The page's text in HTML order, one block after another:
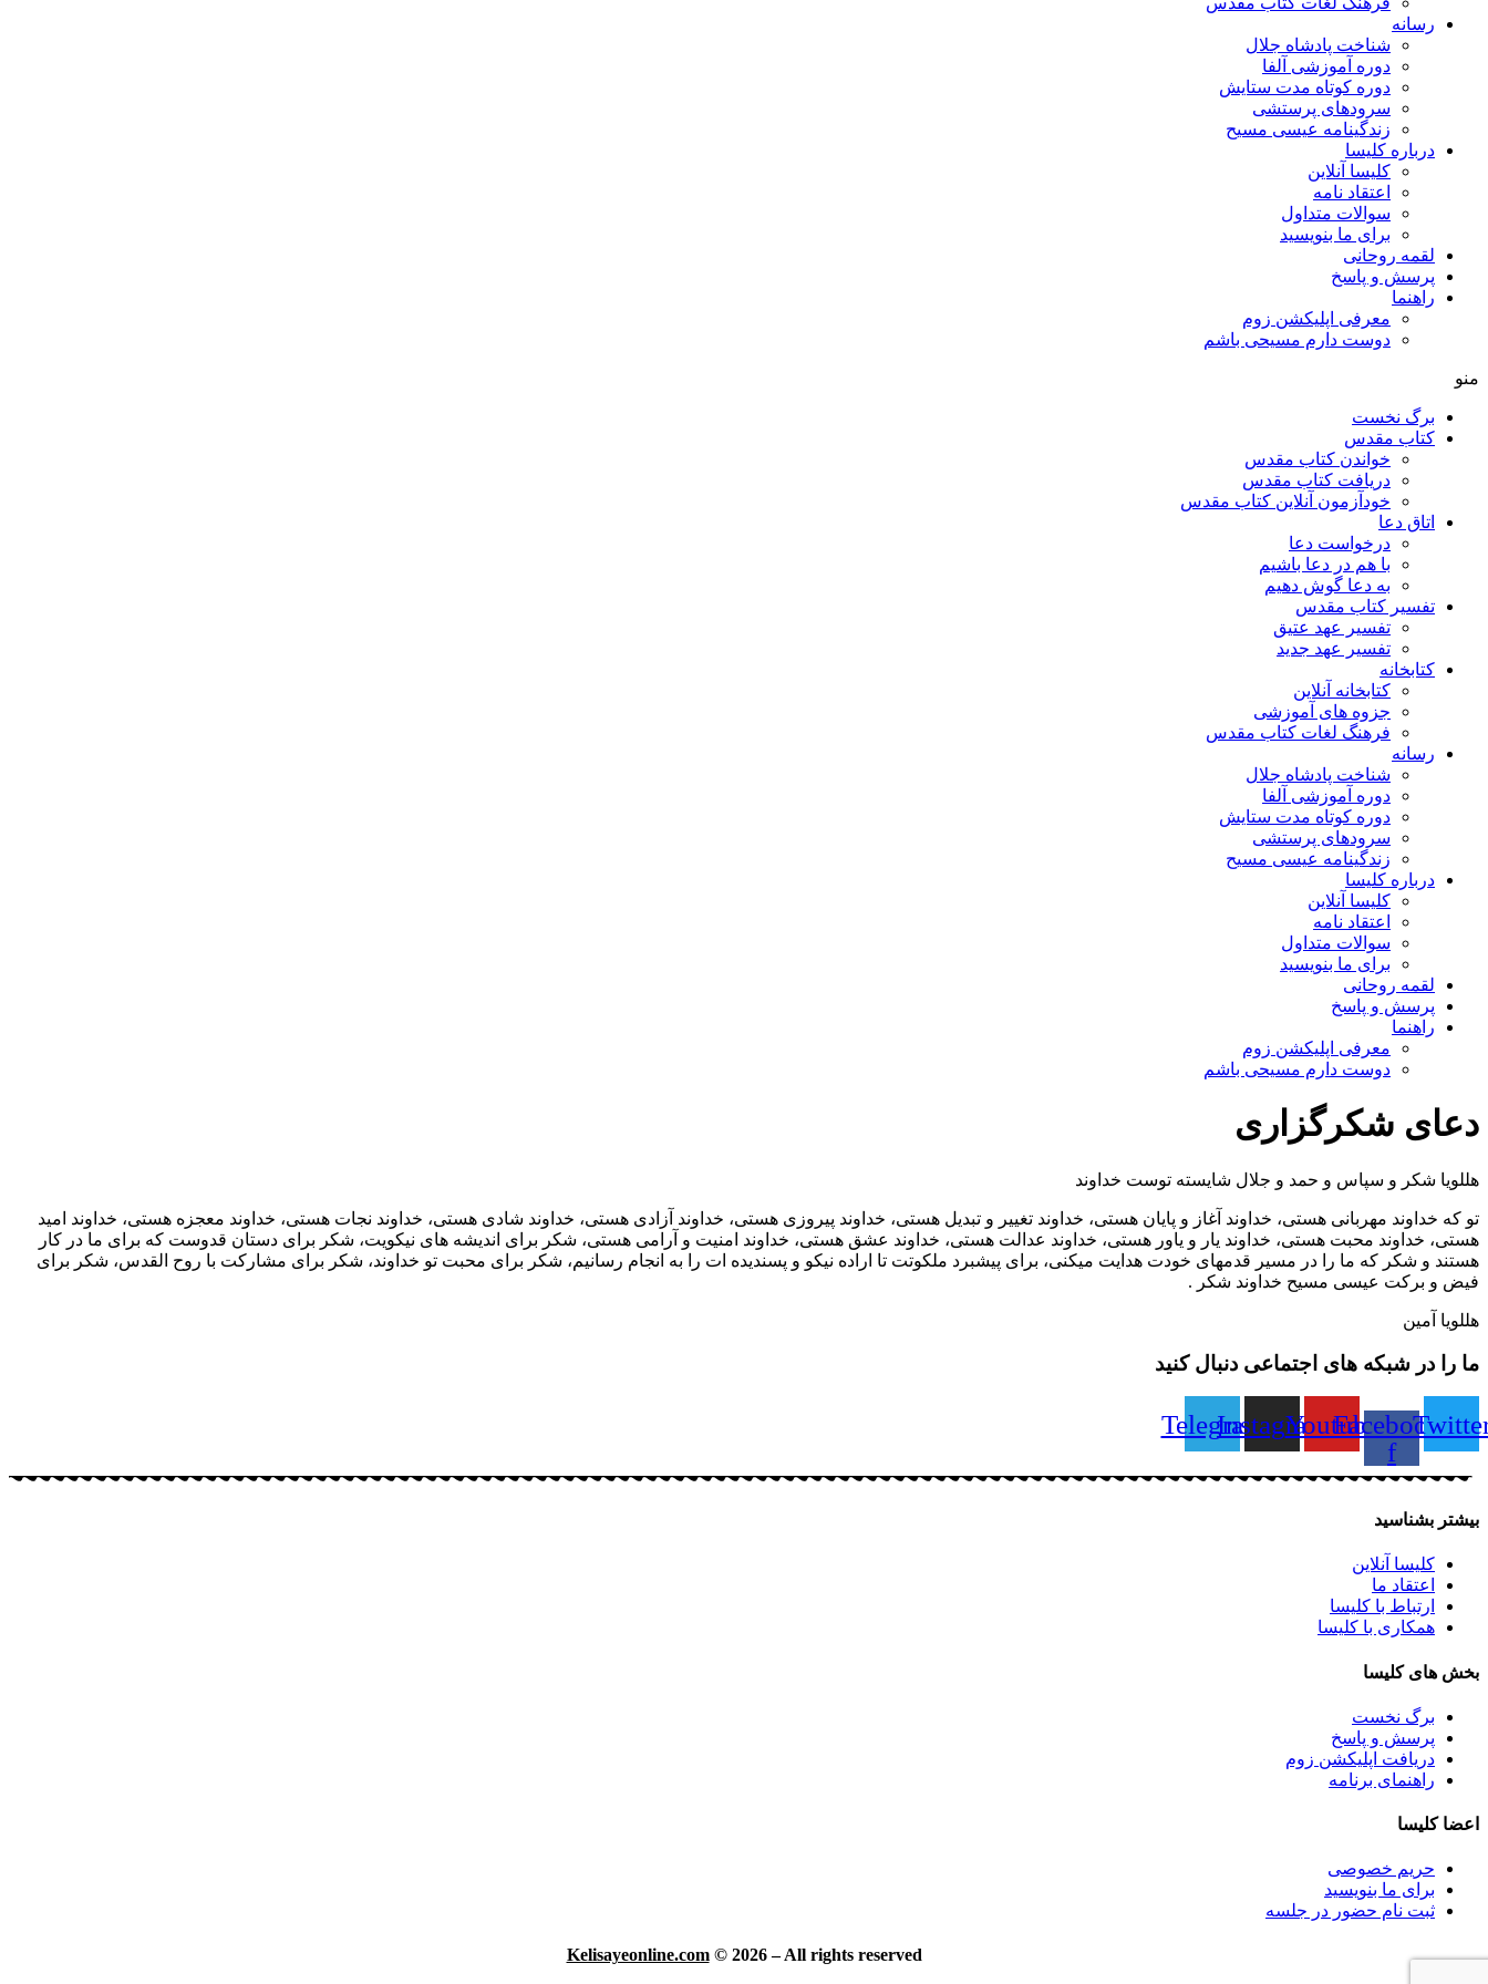
رسانه
شناخت پادشاه جلال
دوره آموزشی آلفا
دوره کوتاه مدت ستایش
سرودهای پرستشی
زندگینامه عیسی مسیح
درباره کلیسا
کلیسا آنلاین
اعتقاد نامه
سوالات متداول
برای ما بنویسید
لقمه روحانی
پرسش و پاسخ
راهنما
معرفی اپلیکشن زوم
دوست دارم مسیحی باشم
منو
برگ نخست
کتاب مقدس
خواندن کتاب مقدس
دریافت کتاب مقدس
خودآزمون آنلاین کتاب مقدس
اتاق دعا
درخواست دعا
با هم در دعا باشیم
به دعا گوش دهیم
تفسیر کتاب مقدس
تفسیر عهد عتیق
تفسیر عهد جدید
کتابخانه
کتابخانه آنلاین
جزوه های آموزشی
فرهنگ لغات کتاب مقدس
رسانه
شناخت پادشاه جلال
دوره آموزشی آلفا
دوره کوتاه مدت ستایش
سرودهای پرستشی
زندگینامه عیسی مسیح
درباره کلیسا
کلیسا آنلاین
اعتقاد نامه
سوالات متداول
برای ما بنویسید
لقمه روحانی
پرسش و پاسخ
راهنما
معرفی اپلیکشن زوم
دوست دارم مسیحی باشم
دعای شکرگزاری
هللویا شکر و سپاس و حمد و جلال شایسته توست خداوند
تو که خداوند مهربانی هستی، خداوند آغاز و پایان هستی، خداوند تغییر و تبدیل هستی، خداوند پیروزی هستی، خداوند آزادی هستی، خداوند شادی هستی، خداوند نجات هستی، خداوند معجزه هستی، خداوند امید
هستی، خداوند محبت هستی، خداوند یار و یاور هستی، خداوند عدالت هستی، خداوند عشق هستی، خداوند امنیت و آرامی هستی، شکر برای اندیشه های نیکویت، شکر برای دستان قدوست که برای ما در کار
هستند و شکر که ما را در مسیر قدمهای خودت هدایت میکنی، برای پیشبرد ملکوتت تا اراده نیکو و پسندیده ات را به انجام رسانیم، شکر برای محبت تو خداوند، شکر برای مشارکت با روح القدس، شکر برای
فیض و برکت عیسی مسیح خداوند شکر .
هللویا آمین
ما را در شبکه های اجتماعی دنبال کنید
Facebook-
f
Youtube
Instagram
Telegram
بیشتر بشناسید
کلیسا آنلاین
اعتقاد ما
ارتباط با کلیسا
همکاری با کلیسا
بخش های کلیسا
برگ نخست
پرسش و پاسخ
دریافت اپلیکشن زوم
راهنمای برنامه
اعضا کلیسا
حریم خصوصی
برای ما بنویسید
ثبت نام حضور در جلسه
Kelisayeonline.com© 2026 – All rights reserved